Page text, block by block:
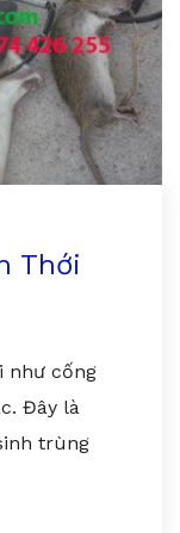
Thới
như cống
Đây là
trùng